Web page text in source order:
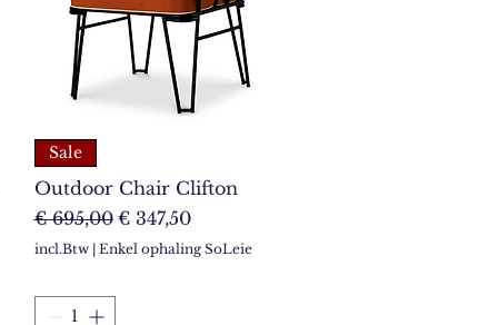
Sale
Outdoor Chair Clifton
Normale prijs
€ 695,00 Verkoopprijs
€ 347,50
incl.Btw | Enkel ophaling SoLeie